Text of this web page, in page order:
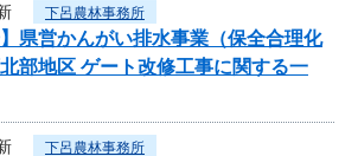
下呂農林事務所
】県営かんがい排水事業（保全合理化
部地区 ゲート改修工事に関する一
下呂農林事務所